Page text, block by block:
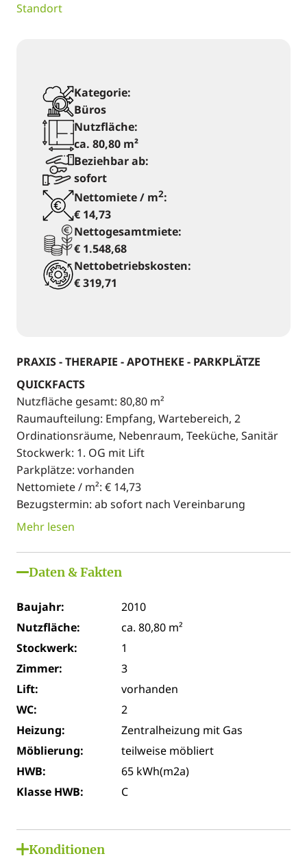
Standort
Kategorie:
Büros
Nutzfläche:
ca. 80,80 m²
Beziehbar ab:
sofort
Nettomiete / m2:
€ 14,73
Nettogesamtmiete:
€ 1.548,68
Nettobetriebskosten:
€ 319,71
PRAXIS - THERAPIE - APOTHEKE - PARKPLÄTZE
QUICKFACTS
Nutzfläche gesamt: 80,80 m²
Raumaufteilung: Empfang, Wartebereich, 2
Ordinationsräume, Nebenraum, Teeküche, Sanitär
Stockwerk: 1. OG mit Lift
Parkplätze: vorhanden
Nettomiete / m²: € 14,73
Bezugstermin: ab sofort nach Vereinbarung
Mehr lesen
Daten & Fakten
Baujahr:
2010
Nutzfläche:
ca. 80,80 m²
Stockwerk:
1
Zimmer:
3
Lift:
vorhanden
WC:
2
Heizung:
Zentralheizung mit Gas
Möblierung:
teilweise möbliert
HWB:
65 kWh(m2a)
Klasse HWB:
C
Konditionen